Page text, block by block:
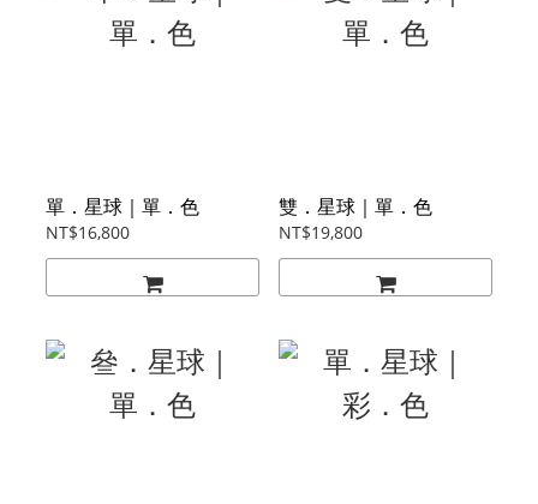
單．星球｜單．色
NT$16,800
雙．星球｜單．色
NT$19,800